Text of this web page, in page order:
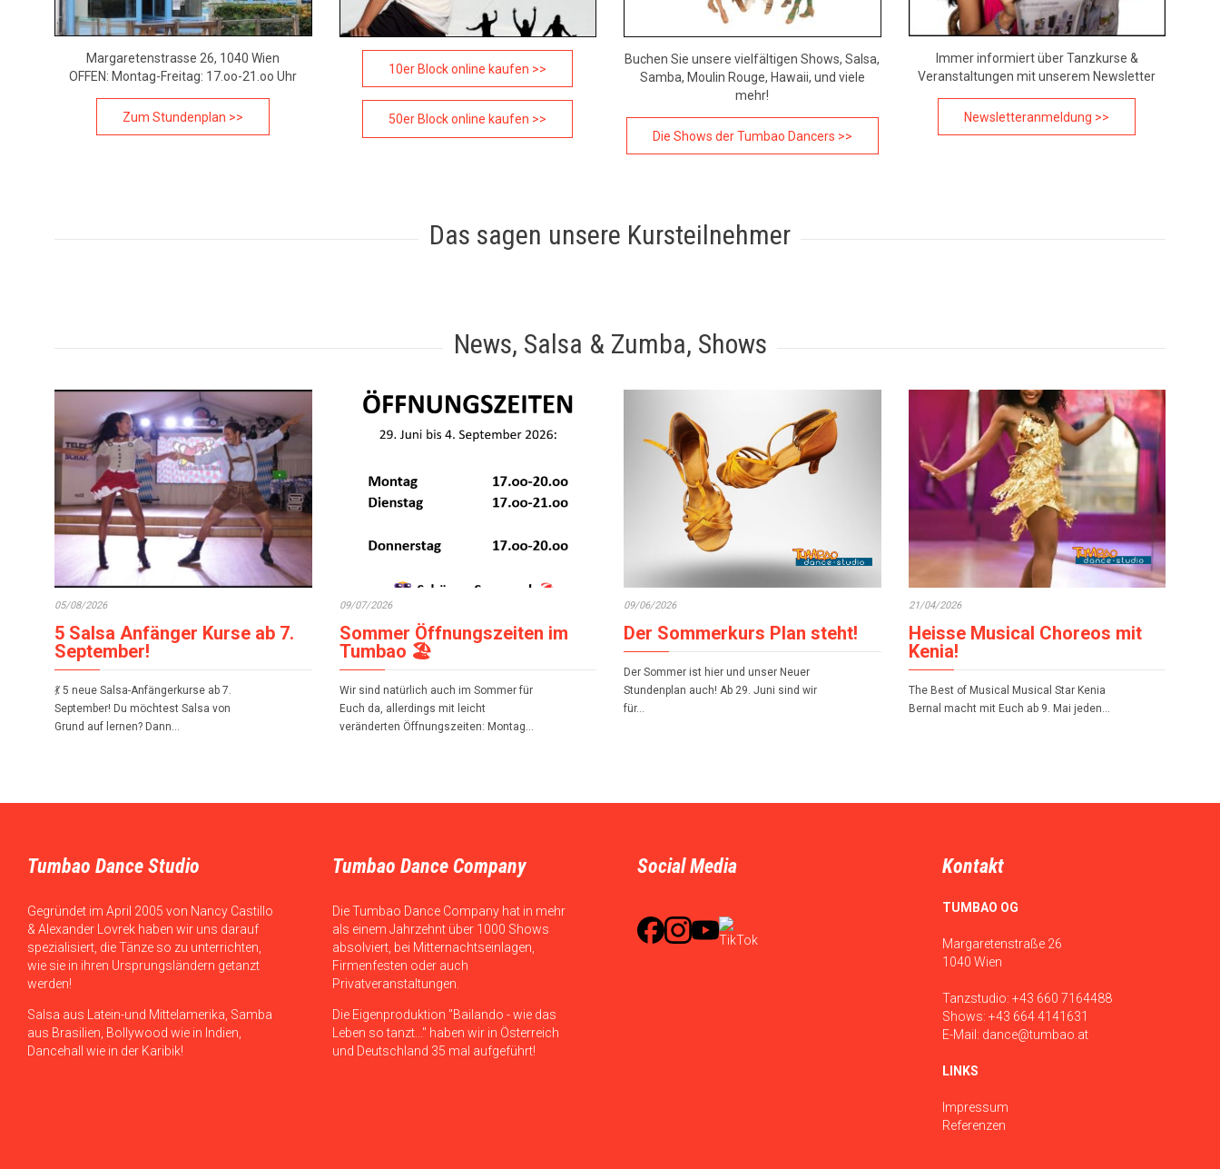
Margaretenstrasse 26, 1040 Wien
OFFEN: Montag-Freitag: 17.oo-21.oo Uhr
Zum Stundenplan >>
10er Block online kaufen >>
50er Block online kaufen >>
Buchen Sie unsere vielfältigen Shows, Salsa,
Samba, Moulin Rouge, Hawaii, und viele
mehr!
Die Shows der Tumbao Dancers >>
Immer informiert über Tanzkurse &
Veranstaltungen mit unserem Newsletter
Newsletteranmeldung >>
Das sagen unsere Kursteilnehmer
News, Salsa & Zumba, Shows
05/08/2026
5 Salsa Anfänger Kurse ab 7.
September!
💃 5 neue Salsa-Anfängerkurse ab 7.
September! Du möchtest Salsa von
Grund auf lernen? Dann…
09/07/2026
Sommer Öffnungszeiten im
Tumbao 🏖️
Wir sind natürlich auch im Sommer für
Euch da, allerdings mit leicht
veränderten Öffnungszeiten: Montag…
09/06/2026
Der Sommerkurs Plan steht!
Der Sommer ist hier und unser Neuer
Stundenplan auch! Ab 29. Juni sind wir
für…
21/04/2026
Heisse Musical Choreos mit
Kenia!
The Best of Musical Musical Star Kenia
Bernal macht mit Euch ab 9. Mai jeden…
Tumbao Dance Studio
Gegründet im April 2005 von Nancy Castillo
& Alexander Lovrek haben wir uns darauf
spezialisiert, die Tänze so zu unterrichten,
wie sie in ihren Ursprungsländern getanzt
werden!
Salsa aus Latein-und Mittelamerika, Samba
aus Brasilien, Bollywood wie in Indien,
Dancehall wie in der Karibik!
Tumbao Dance Company
Die Tumbao Dance Company hat in mehr
als einem Jahrzehnt über 1000 Shows
absolviert, bei Mitternachtseinlagen,
Firmenfesten oder auch
Privatveranstaltungen.
Die Eigenproduktion "Bailando - wie das
Leben so tanzt..." haben wir in Österreich
und Deutschland 35 mal aufgeführt!
Social Media Kontakt
TUMBAO OG
Margaretenstraße 26
1040 Wien
Tanzstudio: +43 660 7164488
Shows: +43 664 4141631
E-Mail: dance@tumbao.at
LINKS
Impressum
Referenzen